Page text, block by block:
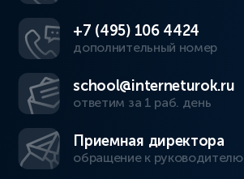
+7 (495) 106 4424
дополнительный номер
school@interneturok.ru
ответим за 1 раб. день
Приемная директора
обращение к руководителю